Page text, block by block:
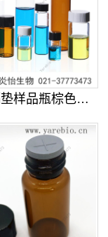
硅胶隔垫样品瓶棕色透明螺口玻璃化学